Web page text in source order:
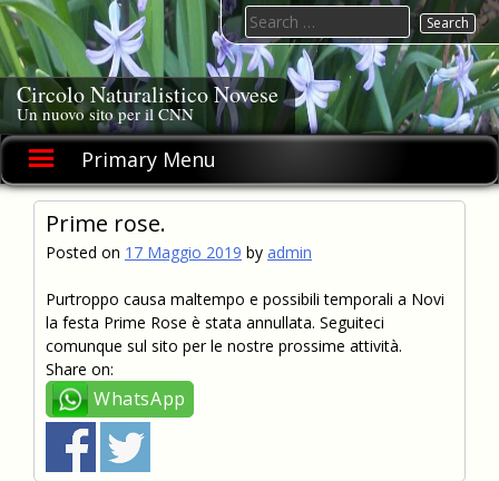
Skip
to
content
Circolo Naturalistico Novese
Un nuovo sito per il CNN
Primary Menu
Search
for:
Prime rose.
Posted on 17 Maggio 2019 by admin
Purtroppo causa maltempo e possibili temporali a Novi
la festa Prime Rose è stata annullata. Seguiteci
comunque sul sito per le nostre prossime attività.
Share on:
WhatsApp